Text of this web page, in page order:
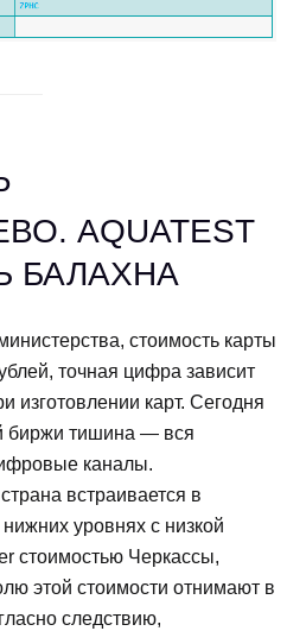
AQUATEST
БАЛАХНА
стоимость карты
точная цифра зависит
изготовлении карт. Сегодня
биржи тишина — вся
каналы.
встраивается в
уровнях с низкой
стоимостью Черкассы,
этой стоимости отнимают в
следствию,